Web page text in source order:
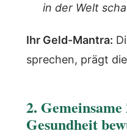
in der Welt
Ihr Geld-Mantra:
sprechen, prägt
2.
Gesundheit